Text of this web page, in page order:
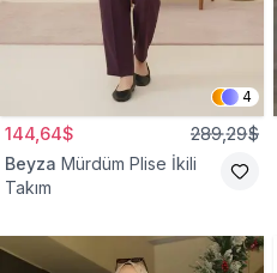
4
144,64$ 289,29$
Beyza Mürdüm Plise İkili
Takım